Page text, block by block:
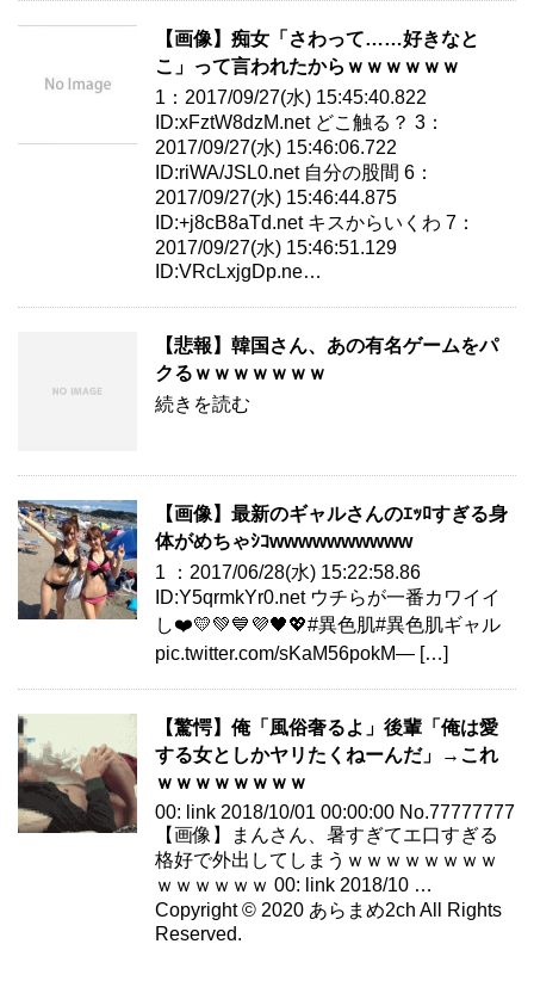
【画像】痴女「さわって……好きなと
こ」って言われたからｗｗｗｗｗｗ
1：2017/09/27(水) 15:45:40.822
ID:xFztW8dzM.net どこ触る？ 3：
2017/09/27(水) 15:46:06.722
ID:riWA/JSL0.net 自分の股間 6：
2017/09/27(水) 15:46:44.875
ID:+j8cB8aTd.net キスからいくわ 7：
2017/09/27(水) 15:46:51.129
ID:VRcLxjgDp.ne…
【悲報】韓国さん、あの有名ゲームをパ
クるｗｗｗｗｗｗｗ
続きを読む
【画像】最新のギャルさんのｴｯﾛすぎる身
体がめちゃｼｺwwwwwwwwww
1 ：2017/06/28(水) 15:22:58.86
ID:Y5qrmkYr0.net ウチらが一番カワイイ
し❤️💛💚💙💜🖤💖#異色肌#異色肌ギャル
pic.twitter.com/sKaM56pokM— […]
【驚愕】俺「風俗奢るよ」後輩「俺は愛
する女としかヤリたくねーんだ」→これ
ｗｗｗｗｗｗｗｗ
00: link 2018/10/01 00:00:00 No.77777777
【画像】まんさん、暑すぎてエ口すぎる
格好で外出してしまうｗｗｗｗｗｗｗｗ
ｗｗｗｗｗｗ 00: link 2018/10 …
Copyright © 2020 あらまめ2ch All Rights
Reserved.